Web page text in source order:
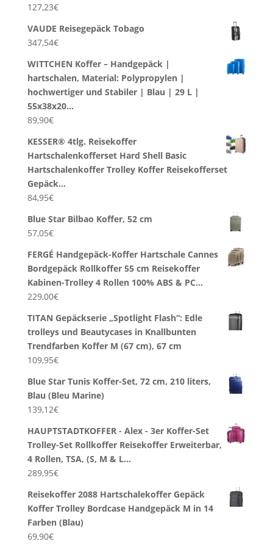
127,23€
VAUDE Reisegepäck Tobago
347,54€
WITTCHEN Koffer – Handgepäck |
hartschalen, Material: Polypropylen |
hochwertiger und Stabiler | Blau | 29 L |
55x38x20…
89,90€
KESSER® 4tlg. Reisekoffer
Hartschalenkofferset Hard Shell Basic
Hartschalenkoffer Trolley Koffer Reisekofferset
Gepäck…
84,95€
Blue Star Bilbao Koffer, 52 cm
57,05€
FERGÉ Handgepäck-Koffer Hartschale Cannes
Bordgepäck Rollkoffer 55 cm Reisekoffer
Kabinen-Trolley 4 Rollen 100% ABS & PC…
229,00€
TITAN Gepäckserie „Spotlight Flash“: Edle
trolleys und Beautycases in Knallbunten
Trendfarben Koffer M (67 cm), 67 cm
109,95€
Blue Star Tunis Koffer-Set, 72 cm, 210 liters,
Blau (Bleu Marine)
139,12€
HAUPTSTADTKOFFER - Alex - 3er Koffer-Set
Trolley-Set Rollkoffer Reisekoffer Erweiterbar,
4 Rollen, TSA, (S, M & L…
289,95€
Reisekoffer 2088 Hartschalekoffer Gepäck
Koffer Trolley Bordcase Handgepäck M in 14
Farben (Blau)
69,90€